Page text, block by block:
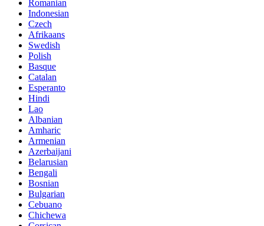
Romanian
Indonesian
Czech
Afrikaans
Swedish
Polish
Basque
Catalan
Esperanto
Hindi
Lao
Albanian
Amharic
Armenian
Azerbaijani
Belarusian
Bengali
Bosnian
Bulgarian
Cebuano
Chichewa